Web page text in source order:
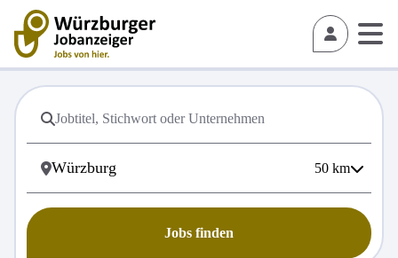
50 km
Jobs finden